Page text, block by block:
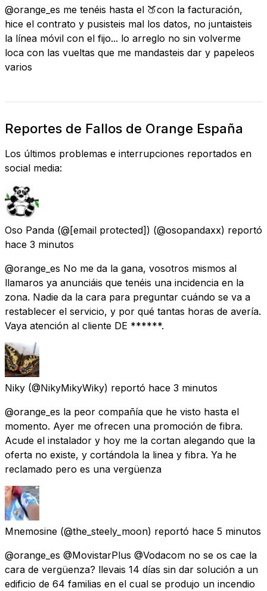
@orange_es me tenéis hasta el 🍑con la facturación,
hice el contrato y pusisteis mal los datos, no juntaisteis
la línea móvil con el fijo... lo arreglo no sin volverme
loca con las vueltas que me mandasteis dar y papeleos
varios
Reportes de Fallos de Orange España
Los últimos problemas e interrupciones reportados en
social media:
Oso Panda (@[email protected]) (@osopandaxx) reportó
hace 3 minutos
@orange_es No me da la gana, vosotros mismos al
llamaros ya anunciáis que tenéis una incidencia en la
zona. Nadie da la cara para preguntar cuándo se va a
restablecer el servicio, y por qué tantas horas de avería.
Vaya atención al cliente DE ******.
Niky (@NikyMikyWiky) reportó hace 3 minutos
@orange_es la peor compañía que he visto hasta el
momento. Ayer me ofrecen una promoción de fibra.
Acude el instalador y hoy me la cortan alegando que la
oferta no existe, y cortándola la linea y fibra. Ya he
reclamado pero es una vergüenza
Mnemosine (@the_steely_moon) reportó hace 5 minutos
@orange_es @MovistarPlus @Vodacom no se os cae la
cara de vergüenza? llevais 14 días sin dar solución a un
edificio de 64 familias en el cual se produjo un incendio